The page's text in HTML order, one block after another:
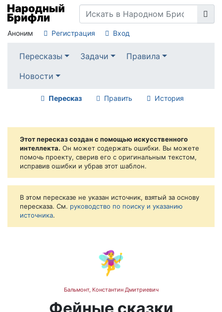
Аноним Регистрация Вход
Пересказы Задачи
Правила
Новости
Пересказ Править История
Этот пересказ создан с помощью искусственного
интеллекта. Он может содержать ошибки. Вы можете
помочь проекту, сверив его с оригинальным текстом,
исправив ошибки и убрав этот шаблон.
В этом пересказе не указан источник, взятый за основу
пересказа. См. руководство по поиску и указанию
источника.
🧚‍♀️
Бальмонт, Константин Дмитриевич